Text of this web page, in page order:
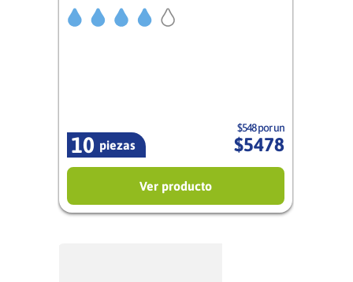
4/5
piezas
10
$548 por un
$5478
Ver producto